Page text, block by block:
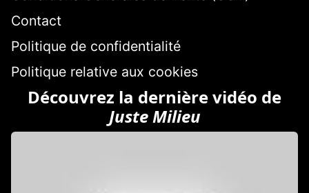
Contact
Politique de confidentialité
Politique relative aux cookies
Découvrez la dernière vidéo de
Juste Milieu